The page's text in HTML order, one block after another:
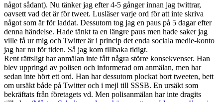
något sådant). Nu tänker jag efter 4-5 gånger innan jag twittrar,
oavsett vad det är för tweet. Lusläser varje ord för att inte skriva
något som är för laddat. Dessutom tog jag en paus på 5 dagar efter
denna händelse. Hade tänkt ta en längre paus men hade saker jag
ville få ur mig och Twitter är i princip det enda sociala medie-konto
jag har nu för tiden. Så jag kom tillbaka tidigt.
Rent rättsligt har anmälan inte fått några större konsekvenser. Han
blev uppringd av polisen och informerad om anmälan, men har
sedan inte hört ett ord. Han har dessutom plockat bort tweeten, bett
om ursäkt både på Twitter och i mejl till SSSB. En ursäkt som
bekräftats från företagets vd. Men polisanmälan har inte dragits